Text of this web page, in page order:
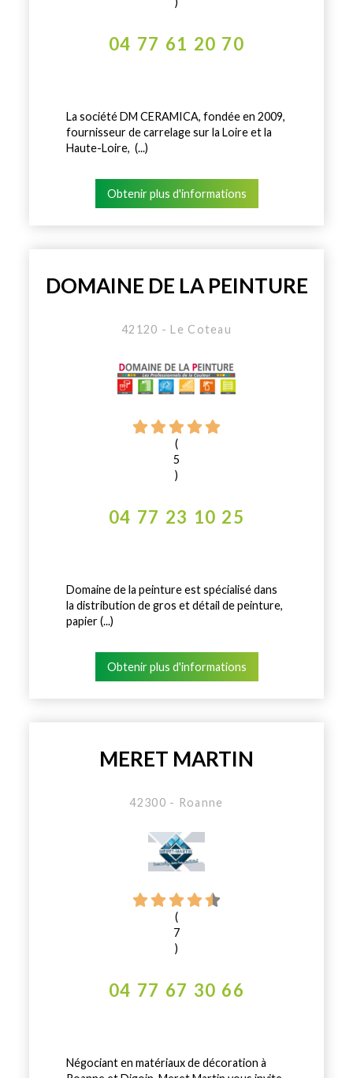
04 77 61 20 70
La société DM CERAMICA, fondée en 2009,
fournisseur de carrelage sur la Loire et la
Haute-Loire, (...)
Obtenir plus d'informations
DOMAINE DE LA PEINTURE
42120 - Le Coteau
(
5
)
04 77 23 10 25
Domaine de la peinture est spécialisé dans
la distribution de gros et détail de peinture,
papier (...)
Obtenir plus d'informations
MERET MARTIN
42300 - Roanne
(
7
)
04 77 67 30 66
Négociant en matériaux de décoration à